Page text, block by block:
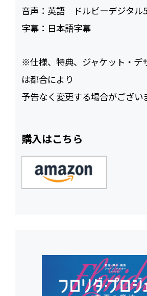
音声： 英語 ドルビーデジタル
字幕： 日本語字幕
※仕様、特典、ジャケット・デ
は都合により
予告なく変更する場合がござい
購入はこちら